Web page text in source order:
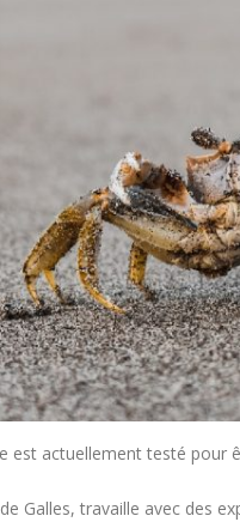
est actuellement testé pour
Galles, travaille avec des